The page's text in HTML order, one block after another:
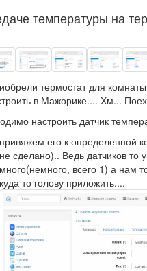
температуры на
термостат для
в Мажорике.... Хм...
настроить датчик
привяжем его к определенной
не сделано).. Ведь датчиков то
много(немного, всего 1) а нам
куда то голову приложить....